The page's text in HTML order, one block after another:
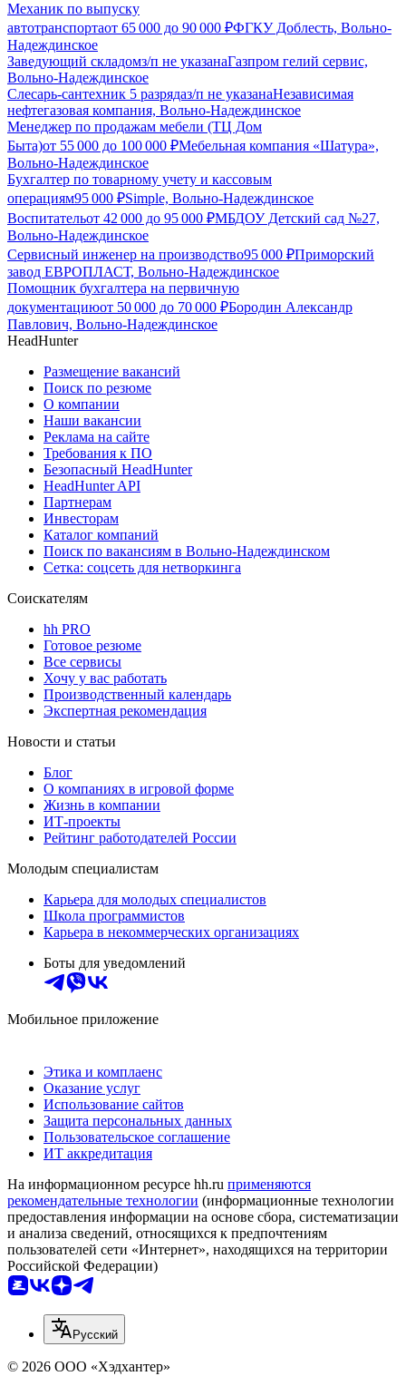
Механик по выпуску
автотранспортаот 65 000 до 90 000 ₽ФГКУ Доблесть, Вольно-
Надеждинское
Заведующий складомз/п не указанаГазпром гелий сервис,
Вольно-Надеждинское
Слесарь-сантехник 5 разрядаз/п не указанаНезависимая
нефтегазовая компания, Вольно-Надеждинское
Менеджер по продажам мебели (ТЦ Дом
Быта)от 55 000 до 100 000 ₽Мебельная компания «Шатура»,
Вольно-Надеждинское
Бухгалтер по товарному учету и кассовым
операциям95 000 ₽Simple, Вольно-Надеждинское
Воспитательот 42 000 до 95 000 ₽МБДОУ Детский сад №27,
Вольно-Надеждинское
Сервисный инженер на производство95 000 ₽Приморский
завод ЕВРОПЛАСТ, Вольно-Надеждинское
Помощник бухгалтера на первичную
документациюот 50 000 до 70 000 ₽Бородин Александр
Павлович, Вольно-Надеждинское
HeadHunter
Размещение вакансий
Поиск по резюме
О компании
Наши вакансии
Реклама на сайте
Требования к ПО
Безопасный HeadHunter
HeadHunter API
Партнерам
Инвесторам
Каталог компаний
Поиск по вакансиям в Вольно-Надеждинском
Сетка: соцсеть для нетворкинга
Соискателям
hh PRO
Готовое резюме
Все сервисы
Хочу у вас работать
Производственный календарь
Экспертная рекомендация
Новости и статьи
Блог
О компаниях в игровой форме
Жизнь в компании
ИТ-проекты
Рейтинг работодателей России
Молодым специалистам
Карьера для молодых специалистов
Школа программистов
Карьера в некоммерческих организациях
Боты для уведомлений
Мобильное приложение
Этика и комплаенс
Оказание услуг
Использование сайтов
Защита персональных данных
Пользовательское соглашение
ИТ аккредитация
На информационном ресурсе hh.ru применяются
рекомендательные технологии (информационные технологии
предоставления информации на основе сбора, систематизации
и анализа сведений, относящихся к предпочтениям
пользователей сети «Интернет», находящихся на территории
Российской Федерации)
Русский
© 2026 ООО «Хэдхантер»